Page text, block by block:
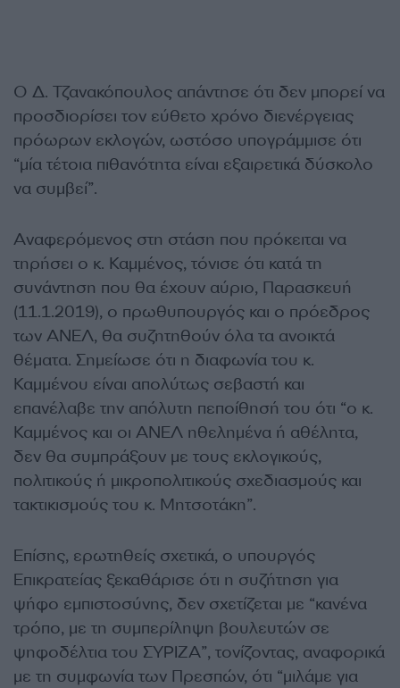
Ο Δ. Τζανακόπουλος απάντησε ότι δεν μπορεί να
προσδιορίσει τον εύθετο χρόνο διενέργειας
πρόωρων εκλογών, ωστόσο υπογράμμισε ότι
“μία τέτοια πιθανότητα είναι εξαιρετικά δύσκολο
να συμβεί”.
Αναφερόμενος στη στάση που πρόκειται να
τηρήσει ο κ. Καμμένος, τόνισε ότι κατά τη
συνάντηση που θα έχουν αύριο, Παρασκευή
(11.1.2019), ο πρωθυπουργός και ο πρόεδρος
των ΑΝΕΛ, θα συζητηθούν όλα τα ανοικτά
θέματα. Σημείωσε ότι η διαφωνία του κ.
Καμμένου είναι απολύτως σεβαστή και
επανέλαβε την απόλυτη πεποίθησή του ότι “ο κ.
Καμμένος και οι ΑΝΕΛ ηθελημένα ή αθέλητα,
δεν θα συμπράξουν με τους εκλογικούς,
πολιτικούς ή μικροπολιτικούς σχεδιασμούς και
τακτικισμούς του κ. Μητσοτάκη”.
Επίσης, ερωτηθείς σχετικά, ο υπουργός
Επικρατείας ξεκαθάρισε ότι η συζήτηση για
ψήφο εμπιστοσύνης, δεν σχετίζεται με “κανένα
τρόπο, με τη συμπερίληψη βουλευτών σε
ψηφοδέλτια του ΣΥΡΙΖΑ”, τονίζοντας, αναφορικά
με τη συμφωνία των Πρεσπών, ότι “μιλάμε για